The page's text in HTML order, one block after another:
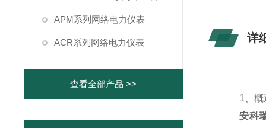
APM系列网络电力仪表
ACR系列网络电力仪表
查看全部产品 >>
详
1、概
安科